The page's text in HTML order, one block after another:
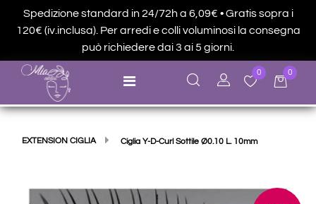
Spedizione standard in 24/72h a 6,09€ • Gratis sopra i
120€ (iv.inclusa). Per arredi e colli voluminosi la consegna
può richiedere dai 3 ai 5 giorni.
Open menu
0 0
EXTENSION CIGLIA Ciglia Y-D-Curl Sottile Ø0.10 L. 10mm